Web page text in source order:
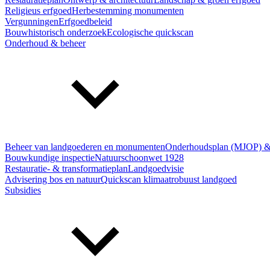
Religieus erfgoedHerbestemming monumenten
VergunningenErfgoedbeleid
Bouwhistorisch onderzoekEcologische quickscan
Onderhoud & beheer
Beheer van landgoederen en monumentenOnderhoudsplan (MJOP)
Bouwkundige inspectieNatuurschoonwet 1928
Restauratie- & transformatieplanLandgoedvisie
Advisering bos en natuurQuickscan klimaatrobuust landgoed
Subsidies